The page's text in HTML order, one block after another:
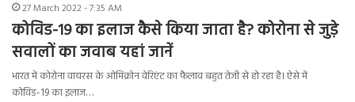
27 March 2022 - 7:35 AM
कोविड-19 का इलाज कैसे किया जाता है? कोरोना से जुड़े
सवालों का जवाब यहां जानें
भारत में कोरोना वायरस के ओमिक्रोन वेरिएंट का फैलाव बहुत तेजी से हो रहा है। ऐसे में
कोविड-19 का इलाज…